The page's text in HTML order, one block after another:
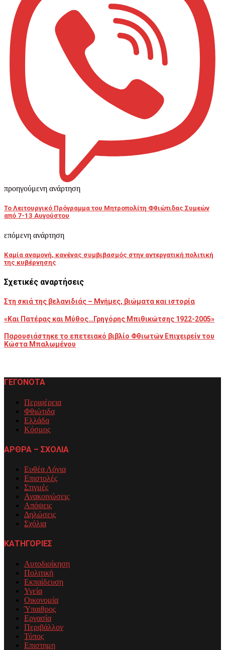
προηγούμενη ανάρτηση
Το Λειτουργικό Πρόγραμμα του Μητροπολίτη Φθιώτιδας Συμεών
από 7-13 Αυγούστου
επόμενη ανάρτηση
Καμία αναμονή, κανένας συμβιβασμός στην αντεργατική πολιτική
της κυβέρνησης
Σχετικές αναρτήσεις
Στη σκιά της βελανιδιάς – Μνήμες, βιώματα και ιστορία
«Και Πατέρας και Μύθος…Γρηγόρης Μπιθικώτσης 1922-2005»
Παρουσιάστηκε το επετειακό βιβλίο Φθιωτών Επιχειρείν του
Κώστα Μπαλωμένου
ΓΕΓΟΝΟΤΑ
Περιφέρεια
Φθιώτιδα
Ελλάδα
Κόσμος
ΑΡΘΡΑ – ΣΧΟΛΙΑ
Ευθέα Λόγια
Επιστολές
Στιγμές
Ανακοινώσεις
Απόψεις
Δηλώσεις
Σχόλια
ΚΑΤΗΓΟΡΙΕΣ
Αυτοδιοίκηση
Πολιτική
Εκπαίδευση
Υγεία
Οικονομία
Ύπαιθρος
Εργασία
Περιβάλλον
Τύπος
Επιστημη